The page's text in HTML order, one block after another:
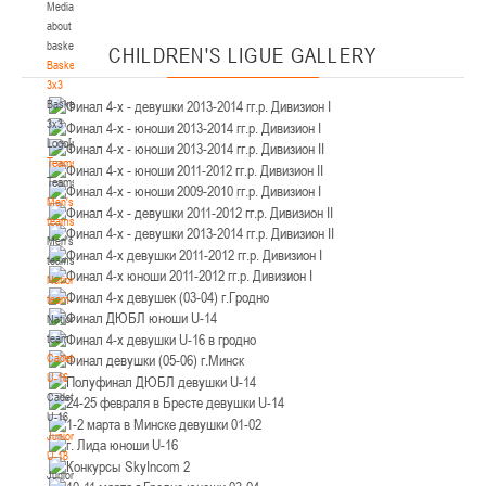
Media
about
basketball
Basketball
3x3
Basketball
3x3
Logo[modid=121]
Teams
Teams
Men's
teams
Men's
teams
National
team
National
team
Cadets
U-16
Cadets
U-16
Juniors
U-18
Juniors
U-12, юноши
IV тур – юноши 2014-2015 гг.р., Дивизион 2, 21-22 марта 2026 г., г. Минск, ул.
Уральская 3А
18-19.03.2026
Брест
U-16, девушки
IV тур – девушки 2010-2011 гг.р., дивизион 2, 18-19 марта 2026 г., г. Брест, ул.
ул. Ленинградская, 4
17-18.03.2026
Гродно
U-14
IV тур – девушки 2012-2013 гг.р., дивизион 2, 17-18 марта 2026 г., г. Гродно,
ул. Врублевского, 92
14-15.03.2026
III тур – девушки 2010-2011 гг.р., Дивизион 1, 14-15 марта 2026 г., г. Минск, ул.
CHILDREN'S LIGUE GALLERY